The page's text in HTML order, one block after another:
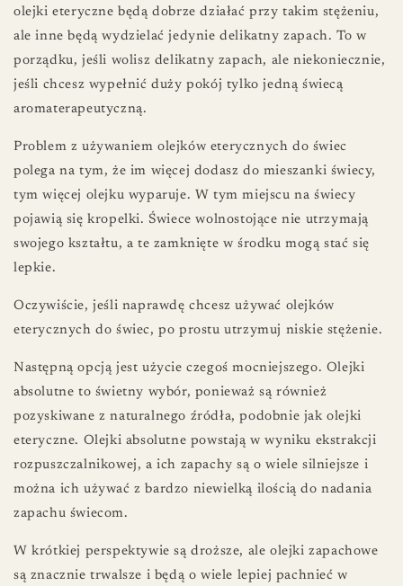
olejki eteryczne będą dobrze działać przy takim stężeniu,
ale inne będą wydzielać jedynie delikatny zapach. To w
porządku, jeśli wolisz delikatny zapach, ale niekoniecznie,
jeśli chcesz wypełnić duży pokój tylko jedną świecą
aromaterapeutyczną.
Problem z używaniem olejków eterycznych do świec
polega na tym, że im więcej dodasz do mieszanki świecy,
tym więcej olejku wyparuje. W tym miejscu na świecy
pojawią się kropelki. Świece wolnostojące nie utrzymają
swojego kształtu, a te zamknięte w środku mogą stać się
lepkie.
Oczywiście, jeśli naprawdę chcesz używać olejków
eterycznych do świec, po prostu utrzymuj niskie stężenie.
Następną opcją jest użycie czegoś mocniejszego. Olejki
absolutne to świetny wybór, ponieważ są również
pozyskiwane z naturalnego źródła, podobnie jak olejki
eteryczne. Olejki absolutne powstają w wyniku ekstrakcji
rozpuszczalnikowej, a ich zapachy są o wiele silniejsze i
można ich używać z bardzo niewielką ilością do nadania
zapachu świecom.
W krótkiej perspektywie są droższe, ale olejki zapachowe
są znacznie trwalsze i będą o wiele lepiej pachnieć w